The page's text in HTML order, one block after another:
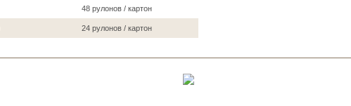
48 рулонов / картон
24 рулонов / картон